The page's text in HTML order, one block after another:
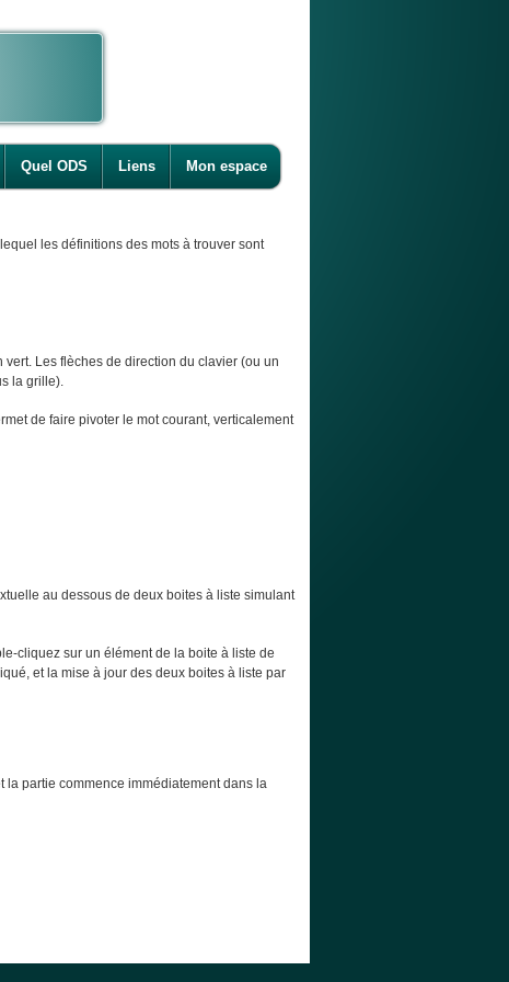
Quel ODS Liens Mon espace
les définitions des mots à trouver sont
Les flèches de direction du clavier (ou un
la grille).
de faire pivoter le mot courant, verticalement
au dessous de deux boites à liste simulant
cliquez sur un élément de la boite à liste de
et la mise à jour des deux boites à liste par
partie commence immédiatement dans la